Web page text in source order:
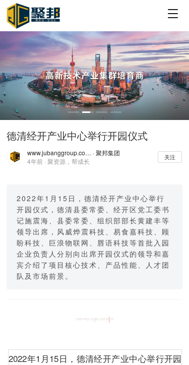
T
g
g
l
e
n
a
v
i
o
n
德清经开产业中心举行开园仪式
www.jubanggroup.com.cn · 聚邦集团
4年前 · 聚资源，帮成长
关注
2022年1月15日，德清经开产业中心举行
开园仪式，德清县委常委、经开区党工委书
记施震海、县委常委、组织部部长黄建丰等
领导出席，风威烨震科技、易食嘉科技、顾
盼科技、巨浪物联网、唇语科技等首批入园
企业负责人分别向出席开园仪式的领导和嘉
宾介绍了项目核心技术、产品性能、人才团
队及市场前景。
2022年1月15日，德清经开产业中心举行开园